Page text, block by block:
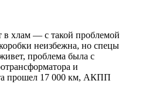
в хлам — с такой проблемой
неизбежна, но спецы
проблема была с
и
прошел 17 000 км, АКПП